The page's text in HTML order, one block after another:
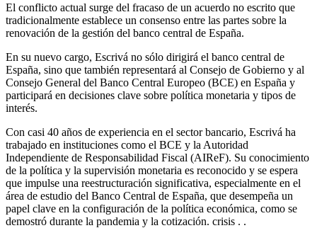
El conflicto actual surge del fracaso de un acuerdo no escrito que
tradicionalmente establece un consenso entre las partes sobre la
renovación de la gestión del banco central de España.
En su nuevo cargo, Escrivá no sólo dirigirá el banco central de
España, sino que también representará al Consejo de Gobierno y al
Consejo General del Banco Central Europeo (BCE) en España y
participará en decisiones clave sobre política monetaria y tipos de
interés.
Con casi 40 años de experiencia en el sector bancario, Escrivá ha
trabajado en instituciones como el BCE y la Autoridad
Independiente de Responsabilidad Fiscal (AIReF). Su conocimiento
de la política y la supervisión monetaria es reconocido y se espera
que impulse una reestructuración significativa, especialmente en el
área de estudio del Banco Central de España, que desempeña un
papel clave en la configuración de la política económica, como se
demostró durante la pandemia y la cotización. crisis . .